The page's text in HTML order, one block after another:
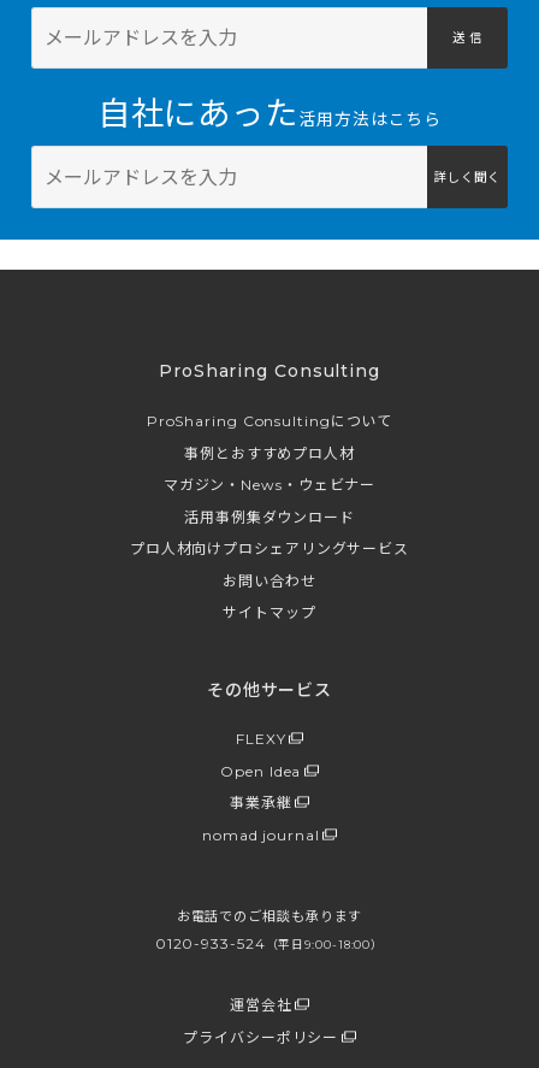
送 信
自社にあった 活用方法はこちら
詳しく聞く
ProSharing Consulting
ProSharing Consultingについて
事例とおすすめプロ人材
マガジン・News・ウェビナー
活用事例集ダウンロード
プロ人材向けプロシェアリングサービス
お問い合わせ
サイトマップ
その他サービス
FLEXY
Open Idea
事業承継
nomad journal
お電話でのご相談も承ります
0120-933-524 （平日9:00-18:00）
運営会社
プライバシーポリシー